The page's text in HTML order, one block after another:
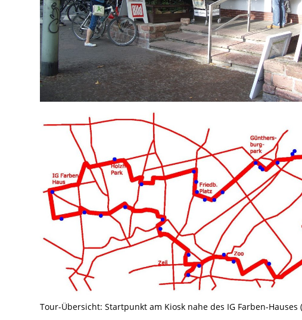
Tour-Übersicht: Startpunkt am Kiosk nahe des IG Farben-